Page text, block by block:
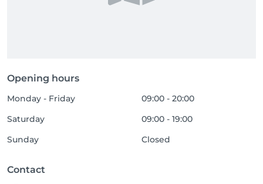
Opening hours
Monday - Friday
09:00 - 20:00
Saturday
09:00 - 19:00
Sunday
Closed
Contact